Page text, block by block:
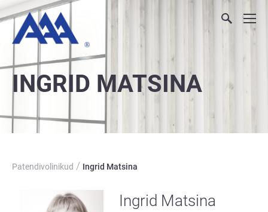
INGRID MATSINA
Patendivolinikud / Ingrid Matsina
Ingrid Matsina